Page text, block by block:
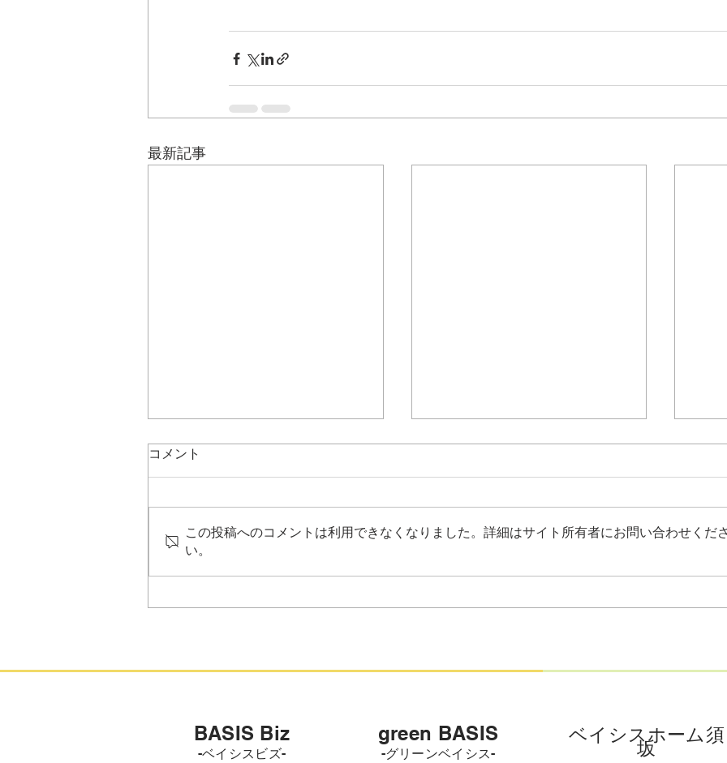
最新記事
【お知らせ】ベイシス相談支
にご理解とご協力をいただき、誠
にありがとうございます。 当法
人が運営する「ベイシス相談支援
安心して生活を送れるよう、専門
ております。 ■ ベイシス相談支
援センタ
【自立訓練】現在の支援プロ
きありがとうございます。 green
は、メンバーそれぞれの「やって
を行い、どのような成果が出てい
と、社会生活能力
ICT
コメント
この投稿へのコメントは利用できなくなりました。詳細はサイト所有者にお問い合わせくだ
い。
BASIS Biz
-ベイシスビズ-
green BASIS
-グリーンベイシス-
​ベイシスホーム須
坂